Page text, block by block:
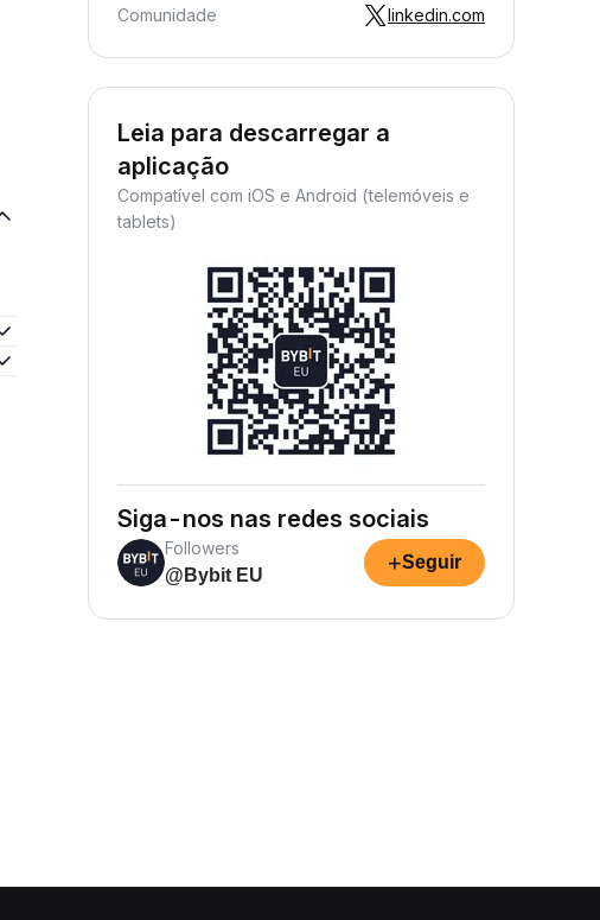
Comunidade
linkedin.com
Leia para descarregar a
aplicação
Compatível com iOS e Android (telemóveis e
tablets)
Siga-nos nas redes sociais
Followers
@Bybit EU
+Seguir